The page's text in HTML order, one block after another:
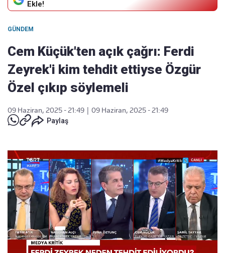
Ekle!
GÜNDEM
Cem Küçük'ten açık çağrı: Ferdi
Zeyrek'i kim tehdit ettiyse Özgür
Özel çıkıp söylemeli
09 Haziran, 2025 - 21:49
09 Haziran, 2025 - 21:49
Paylaş